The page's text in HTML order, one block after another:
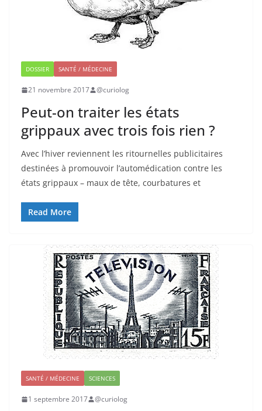
DOSSIER SANTÉ / MÉDECINE
21 novembre 2017 @curiolog
Peut-on traiter les états
grippaux avec trois fois rien ?
Avec l’hiver reviennent les ritournelles publicitaires
destinées à promouvoir l’automédication contre les
états grippaux – maux de tête, courbatures et
Read More
SANTÉ / MÉDECINE SCIENCES
1 septembre 2017 @curiolog